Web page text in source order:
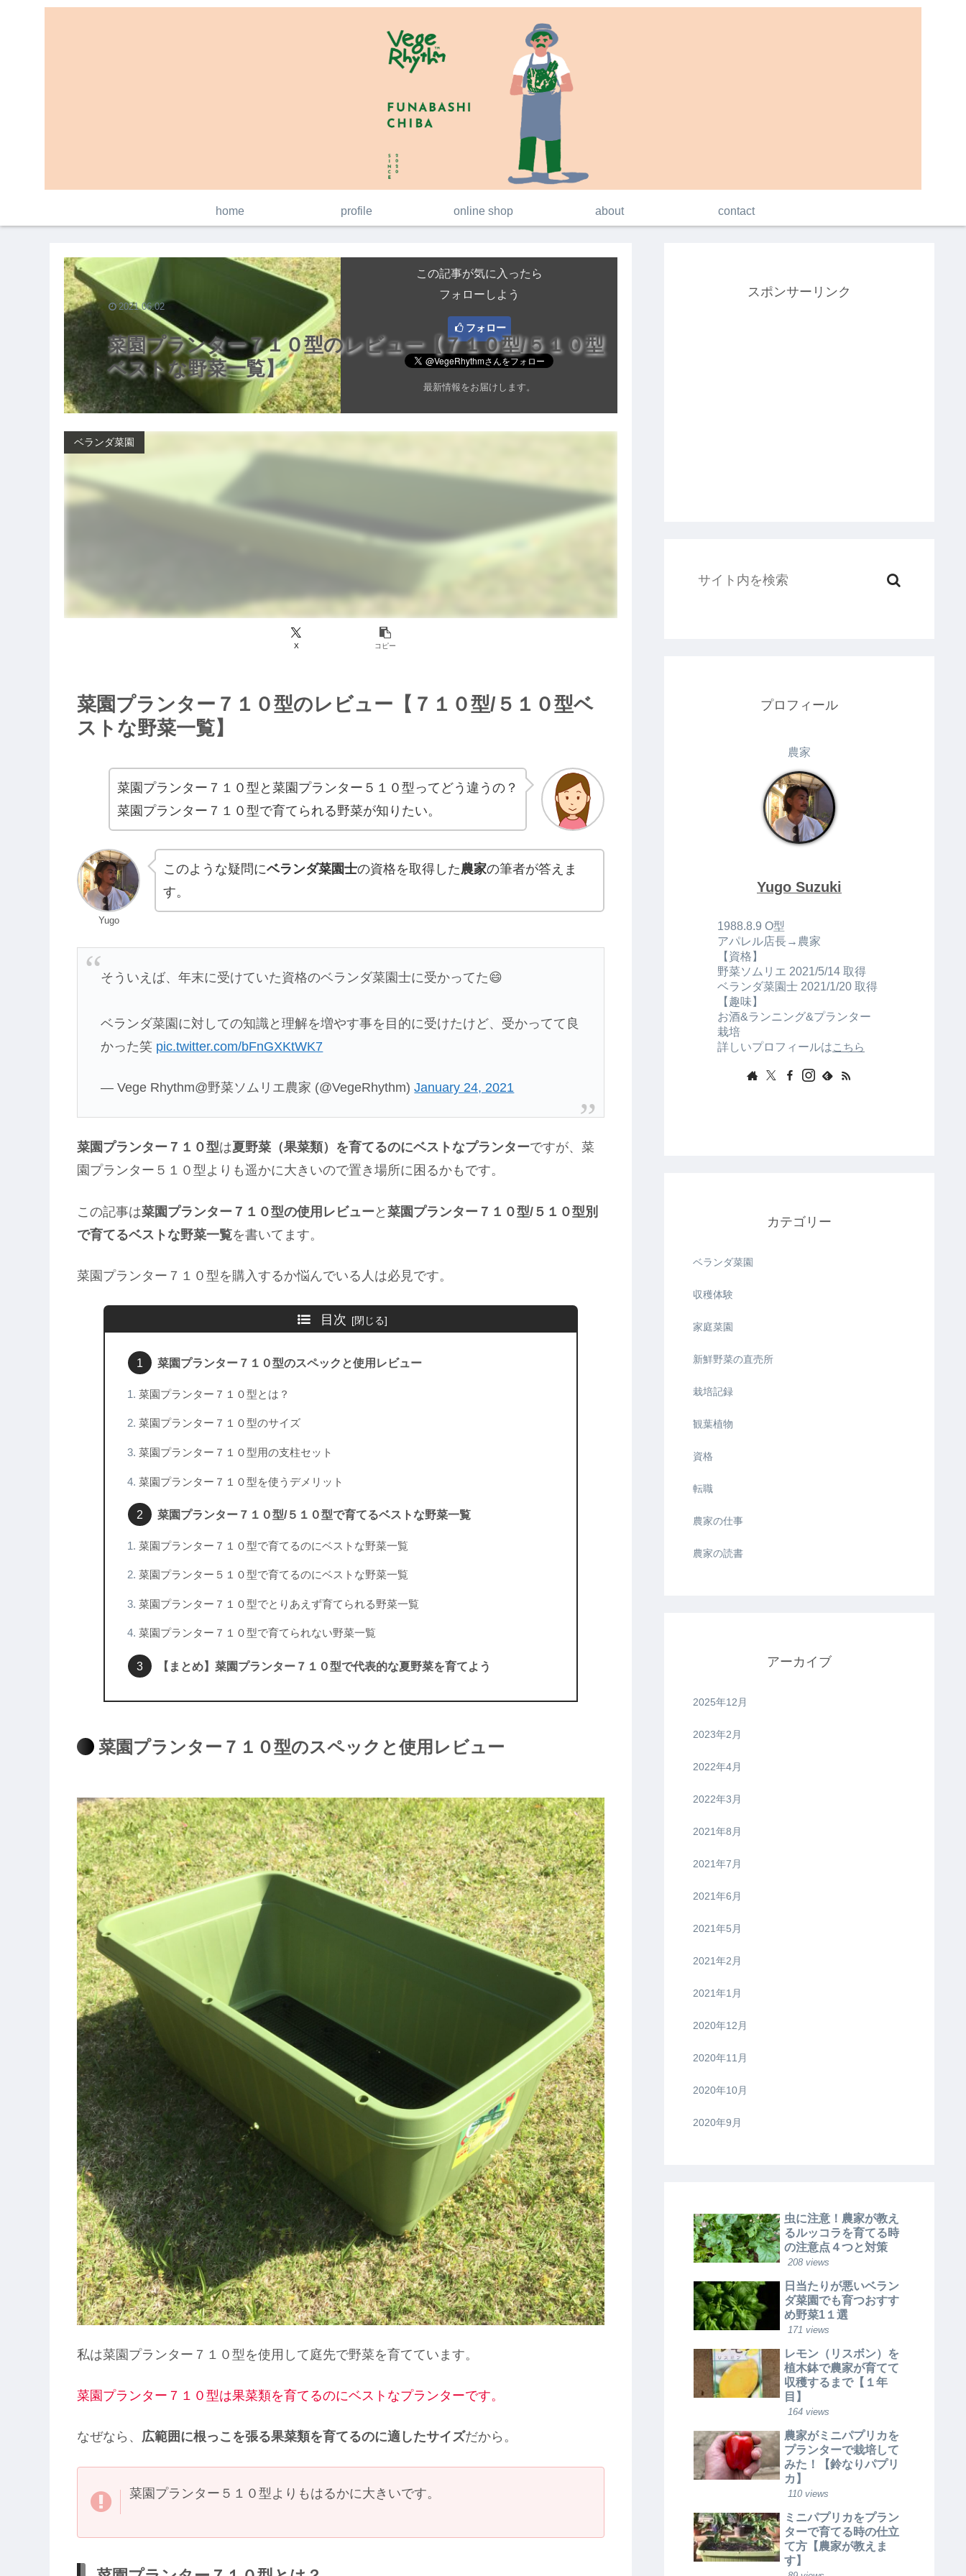
home profile online shop about contact
菜園プランター７１０型のレビュー【７１０型/５１０型
ベストな野菜一覧】
この記事が気に入ったら
フォローしよう
フォロー
最新情報をお届けします。
ベランダ菜園
X コピー
2021.06.02
菜園プランター７１０型のレビュー【７１０型/５１０型ベ
ストな野菜一覧】
菜園プランター７１０型と菜園プランター５１０型ってどう違うの？
菜園プランター７１０型で育てられる野菜が知りたい。
Yugo
このような疑問にベランダ菜園士の資格を取得した農家の筆者が答えま
す。
そういえば、年末に受けていた資格のベランダ菜園士に受かってた😄
ベランダ菜園に対しての知識と理解を増やす事を目的に受けたけど、受かってて良
かった笑 pic.twitter.com/bFnGXKtWK7
— Vege Rhythm@野菜ソムリエ農家 (@VegeRhythm)January 24, 2021
菜園プランター７１０型は夏野菜（果菜類）を育てるのにベストなプランターですが、菜
園プランター５１０型よりも遥かに大きいので置き場所に困るかもです。
この記事は菜園プランター７１０型の使用レビューと 菜園プランター７１０型/５１０型別
で育てるベストな野菜一覧を書いてます。
菜園プランター７１０型を購入するか悩んでいる人は必見です。
目次
菜園プランター７１０型のスペックと使用レビュー
菜園プランター７１０型とは？
菜園プランター７１０型のサイズ
菜園プランター７１０型用の支柱セット
菜園プランター７１０型を使うデメリット
菜園プランター７１０型/５１０型で育てるベストな野菜一覧
菜園プランター７１０型で育てるのにベストな野菜一覧
菜園プランター５１０型で育てるのにベストな野菜一覧
菜園プランター７１０型でとりあえず育てられる野菜一覧
菜園プランター７１０型で育てられない野菜一覧
【まとめ】菜園プランター７１０型で代表的な夏野菜を育てよう
菜園プランター７１０型のスペックと使用レビュー
私は菜園プランター７１０型を使用して庭先で野菜を育てています。
菜園プランター７１０型は果菜類を育てるのにベストなプランターです。
なぜなら、 広範囲に根っこを張る果菜類を育てるのに適したサイズだから。
菜園プランター５１０型よりもはるかに大きいです。
スポンサーリンク
プロフィール
農家
Yugo Suzuki
1988.8.9 O型
アパレル店長→農家
【資格】
野菜ソムリエ 2021/5/14 取得
ベランダ菜園士 2021/1/20 取得
【趣味】
お酒&ランニング&プランター
栽培
詳しいプロフィールはこちら
カテゴリー
ベランダ菜園
収穫体験
家庭菜園
新鮮野菜の直売所
栽培記録
観葉植物
資格
転職
農家の仕事
農家の読書
アーカイブ
2025年12月
2023年2月
2022年4月
2022年3月
2021年8月
2021年7月
2021年6月
2021年5月
2021年2月
2021年1月
2020年12月
2020年11月
2020年10月
2020年9月
虫に注意！農家が教え
るルッコラを育てる時
の注意点４つと対策
208 views
日当たりが悪いベラン
ダ菜園でも育つおすす
め野菜1１選
171 views
レモン（リスボン）を
植木鉢で農家が育てて
収穫するまで【１年
目】
164 views
農家がミニパプリカを
プランターで栽培して
みた！【鈴なりパプリ
カ】
110 views
ミニパプリカをプラン
ターで育てる時の仕立
て方【農家が教えま
す】